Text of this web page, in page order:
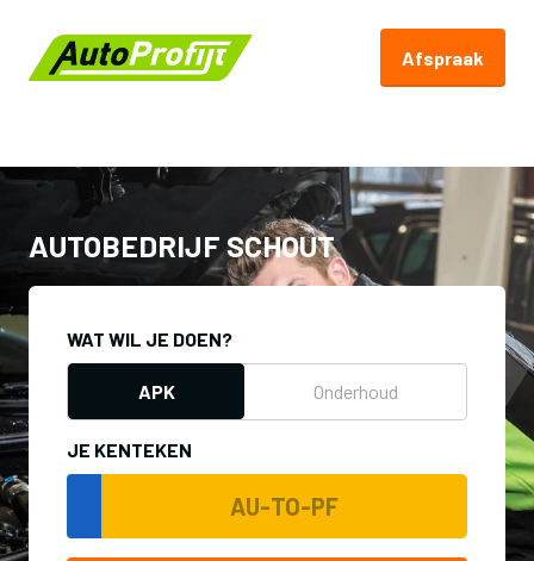
Afspraak
AUTOBEDRIJF SCHOUT
WAT WIL JE DOEN?
APK Onderhoud
JE KENTEKEN